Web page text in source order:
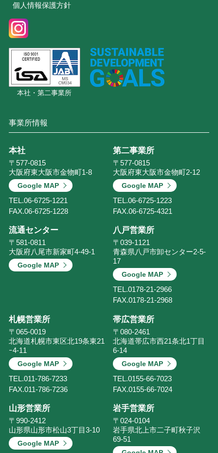
個人情報保護方針
本社・第二事業所
事業所情報
本社
〒577-0815
大阪府東大阪市金物町1-8
Google MAP
TEL.06-6725-1221
FAX.06-6725-1228
第二事業所
〒577-0815
大阪府東大阪市金物町2-12
Google MAP
TEL.06-6725-1223
FAX.06-6725-4321
流通センター
〒581-0811
大阪府八尾市新家町4-49-1
Google MAP
八戸営業所
〒039-1121
青森県八戸市卸センター2-5-
17
Google MAP
TEL.0178-21-2966
FAX.0178-21-2968
札幌営業所
〒065-0019
北海道札幌市東区北19条東21
ｰ4-11
Google MAP
TEL.011-786-7233
FAX.011-786-7236
帯広営業所
〒080-2461
北海道帯広市西21条北1丁目
6-14
Google MAP
TEL.0155-66-7023
FAX.0155-66-7024
山形営業所
〒990-2412
山形県山形市松山3丁目3-10
Google MAP
岩手営業所
〒024-0104
岩手県北上市二子町秋子沢
69-51